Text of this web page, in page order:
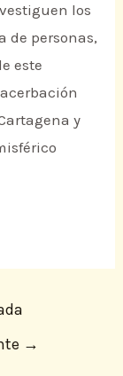
los
de personas,
este
y
→